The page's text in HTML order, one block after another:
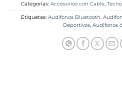
Categorías: Accesorios con Cable,
Etiquetas: Audifonos Bluetooth,
Deportivos, Audífonos